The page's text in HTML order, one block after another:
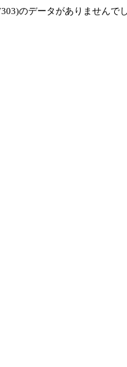
のデータがありませんで